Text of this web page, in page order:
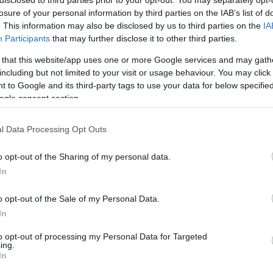
of your personal information by third parties on the IAB’s list of
This information may also be disclosed by us to third parties on the
Participants that may further disclose it to other third parties.
that this website/app uses one or more Google services and may
but not limited to your visit or usage behaviour. You may
to Google and its third-party tags to use your data for below
consent section.
Data Processing Opt Outs
opt-out of the Sharing of my personal data.
opt-out of the Sale of my Personal Data.
opt-out of processing my Personal Data for Targeted
νίκες για την Άλμπα
πιο χαμηλά στην κατάταξη, τουλάχιστον
Ισραέλ Γκονθάλεθεπικράτησε της
κι ανέβηκε στο
2ασ., 2λ. σε 22′) τα έβαζε από παντού για
& Ουίλ ΜακΝτάουελ-Ουάιτ (12π. με
92-77